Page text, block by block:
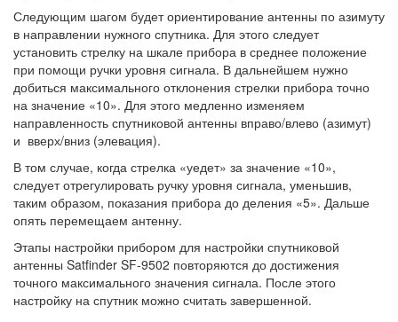
Следующим шагом будет ориентирование антенны по азимуту
в направлении нужного спутника. Для этого следует
установить стрелку на шкале прибора в среднее положение
при помощи ручки уровня сигнала. В дальнейшем нужно
добиться максимального отклонения стрелки прибора точно
на значение «10». Для этого медленно изменяем
направленность спутниковой антенны вправо/влево (азимут)
и вверх/вниз (элевация).
В том случае, когда стрелка «уедет» за значение «10»,
следует отрегулировать ручку уровня сигнала, уменьшив,
таким образом, показания прибора до деления «5». Дальше
опять перемещаем антенну.
Этапы настройки прибором для настройки спутниковой
антенны Satfinder SF-9502 повторяются до достижения
точного максимального значения сигнала. После этого
настройку на спутник можно считать завершенной.